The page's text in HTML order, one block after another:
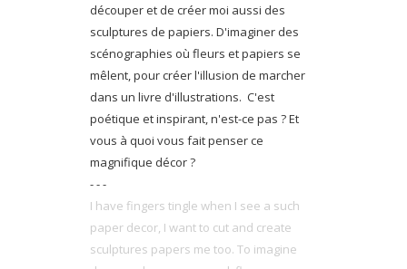
découper et de créer moi aussi des
sculptures de papiers. D'imaginer des
scénographies où fleurs et papiers se
mêlent, pour créer l'illusion de marcher
dans un livre d'illustrations. C'est
poétique et inspirant, n'est-ce pas ? Et
vous à quoi vous fait penser ce
magnifique décor ?
- - -
I have fingers tingle when I see a such
paper decor, I want to cut and create
sculptures papers me too. To imagine